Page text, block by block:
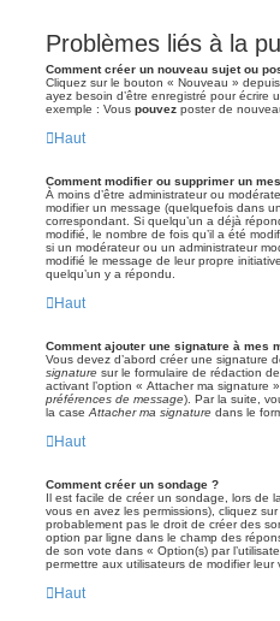
Problèmes liés à la
Comment créer un nouveau sujet ou
Cliquez sur le bouton « Nouveau »
ayez besoin d’être enregistré pour
exemple : Vous pouvez poster de
Haut
Comment modifier ou supprimer un
À moins d’être administrateur ou
modifier un message (quelquefois dans
correspondant. Si quelqu’un a déjà
modifié, le nombre de fois qu’il a été
si un modérateur ou un administrateur
modifié le message de leur propre
quelqu’un y a répondu.
Haut
Comment ajouter une signature à mes
Vous devez d’abord créer une signature
signature sur le formulaire de rédaction
activant l’option « Attacher ma signature
préférences de message). Par la suite,
la case Attacher ma signature dans le
Haut
Comment créer un sondage ?
Il est facile de créer un sondage, lors de
vous en avez les permissions), cliquez sur
probablement pas le droit de créer des
option par ligne dans le champ des
de son vote dans « Option(s) par
permettre aux utilisateurs de modifier leur
Haut